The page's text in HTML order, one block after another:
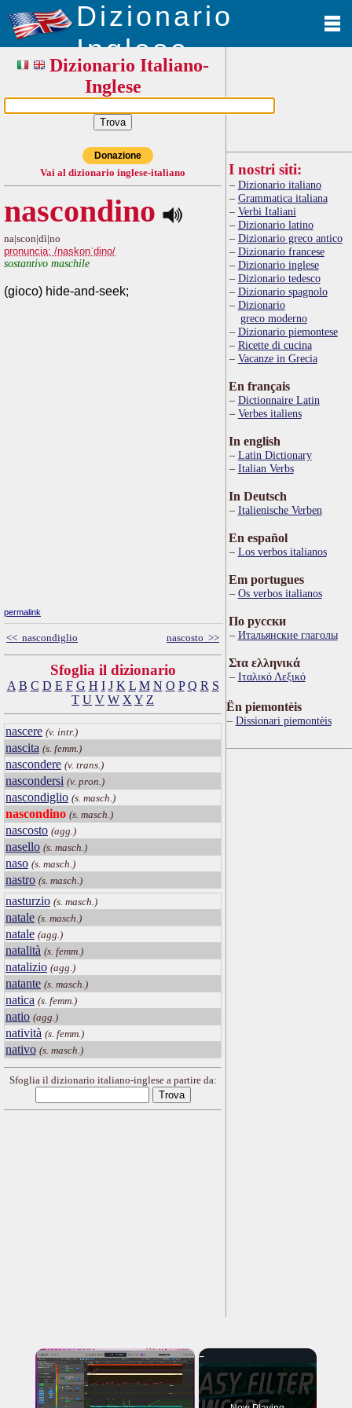
Dizionario
Inglese
Dizionario Italiano-
Inglese
Donazione
Vai al dizionario inglese-italiano
nascondino
na|scon|dì|no
pronuncia: /naskonˈdino/
sostantivo maschile
(gioco) hide-and-seek;
permalink
<< nascondiglio nascosto >>
Sfoglia il dizionario
A B C D E F G H I J K L M N O P Q R S
T U V W X Y Z
nascere (v. intr.)
nascita (s. femm.)
nascondere (v. trans.)
nascondersi (v. pron.)
nascondiglio (s. masch.)
nascondino (s. masch.)
nascosto (agg.)
nasello (s. masch.)
naso (s. masch.)
nastro (s. masch.)
nasturzio (s. masch.)
natale (s. masch.)
natale (agg.)
natalità (s. femm.)
natalizio (agg.)
natante (s. masch.)
natica (s. femm.)
natio (agg.)
natività (s. femm.)
nativo (s. masch.)
Sfoglia il dizionario italiano-inglese a partire da:
I nostri siti:
Dizionario italiano
Grammatica italiana
Verbi Italiani
Dizionario latino
Dizionario greco antico
Dizionario francese
Dizionario inglese
Dizionario tedesco
Dizionario spagnolo
Dizionario
greco moderno
Dizionario piemontese
Ricette di cucina
Vacanze in Grecia
En français
Dictionnaire Latin
Verbes italiens
In english
Latin Dictionary
Italian Verbs
In Deutsch
Italienische Verben
En español
Los verbos italianos
Em portugues
Os verbos italianos
По русски
Итальянские глаголы
Στα ελληνικά
Ιταλικό Λεξικό
Ën piemontèis
Dissionari piemontèis
×